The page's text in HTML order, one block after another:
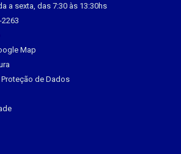
a sexta, das 7:30 às 13:30hs
Map
Proteção de Dados